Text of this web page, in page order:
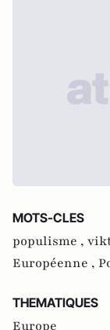
MOTS-CLES
populisme ,
Européenne ,
THEMATIQUES
Europe